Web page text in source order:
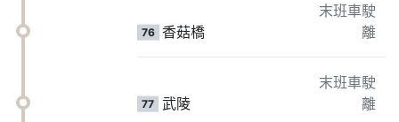
76 香菇橋
末班車駛
離
77 武陵
末班車駛
離